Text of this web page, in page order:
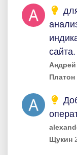
сайта.
Щукин